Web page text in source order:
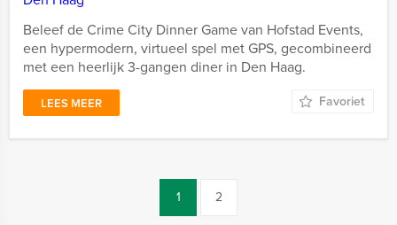
Beleef de Crime City Dinner Game van Hofstad Events,
een hypermodern, virtueel spel met GPS, gecombineerd
met een heerlijk 3-gangen diner in Den Haag.
LEES MEER Favoriet
1 2